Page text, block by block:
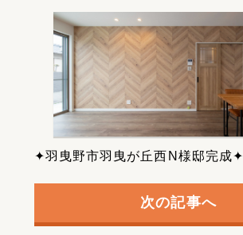
✦羽曳野市羽曳が丘西N様邸完成✦
次の記事へ